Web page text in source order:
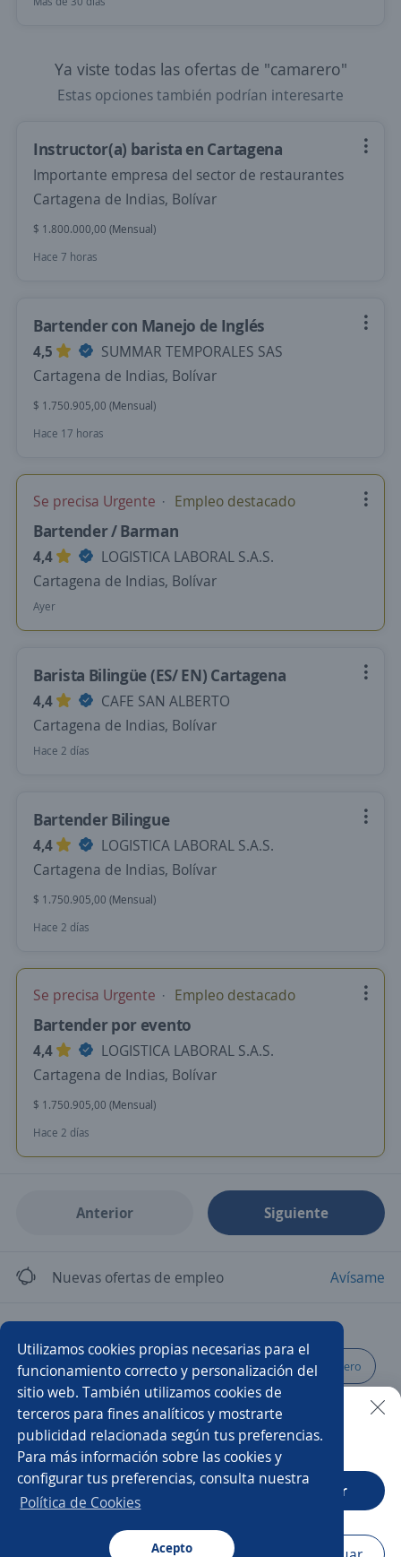
Utilizamos cookies propias necesarias para el
funcionamiento correcto y personalización del
sitio web. También utilizamos cookies de
terceros para fines analíticos y mostrarte
publicidad relacionada según tus preferencias.
Para más información sobre las cookies y
configurar tus preferencias, consulta nuestra
Política de Cookies
Acepto
Ya viste todas las ofertas de "camarero"
Estas opciones también podrían interesarte
Instructor(a) barista en Cartagena
Importante empresa del sector de restaurantes
Cartagena de Indias, Bolívar
$ 1.800.000,00 (Mensual)
Hace 7 horas
Bartender con Manejo de Inglés
4,5
SUMMAR TEMPORALES SAS
Cartagena de Indias, Bolívar
$ 1.750.905,00 (Mensual)
Hace 17 horas
Se precisa Urgente Empleo destacado
Bartender / Barman
4,4
LOGISTICA LABORAL S.A.S.
Cartagena de Indias, Bolívar
Ayer
Barista Bilingüe (ES/ EN) Cartagena
4,4
CAFE SAN ALBERTO
Cartagena de Indias, Bolívar
Hace 2 días
Bartender Bilingue
4,4
LOGISTICA LABORAL S.A.S.
Cartagena de Indias, Bolívar
$ 1.750.905,00 (Mensual)
Hace 2 días
Se precisa Urgente Empleo destacado
Bartender por evento
4,4
LOGISTICA LABORAL S.A.S.
Cartagena de Indias, Bolívar
$ 1.750.905,00 (Mensual)
Hace 2 días
Anterior Siguiente
Nuevas ofertas de empleo Avísame
Camarero/a Auxiliar Ayudante de cocina y mesero
Barista Camarera Mesera Hostess
Bartender Cajero mesero Mesero/a
Asesor/a de servicio
Mesero garrotero
Buscar es más fácil en la app
CT App Abrir